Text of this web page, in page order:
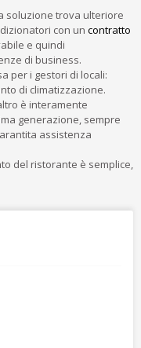
soluzione trova ulteriore
con un contratto
e quindi
di business.
per i gestori di locali:
di climatizzazione.
è interamente
generazione, sempre
assistenza
del ristorante è semplice,